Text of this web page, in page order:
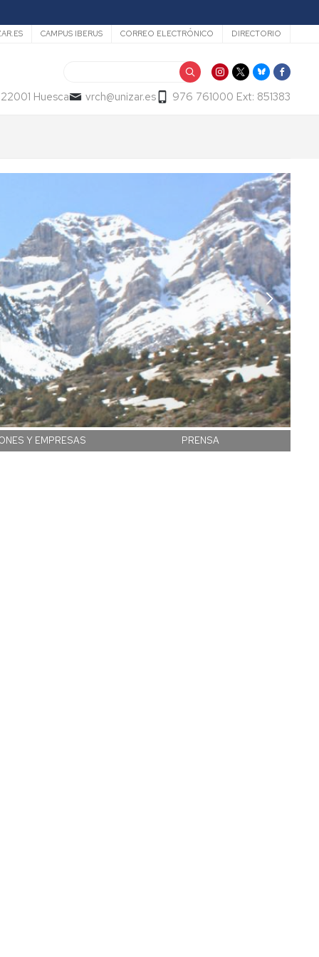
CAMPUS IBERUS CORREO ELECTRÓNICO DIRECTORIO
Huesca vrch@unizar.es 976 761000 Ext: 851383
Y EMPRESAS PRENSA